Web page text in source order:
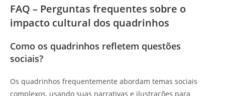
FAQ – Perguntas frequentes sobre o
impacto cultural dos quadrinhos
Como os quadrinhos refletem questões
sociais?
Os quadrinhos frequentemente abordam temas sociais
complexos, usando suas narrativas e ilustrações para